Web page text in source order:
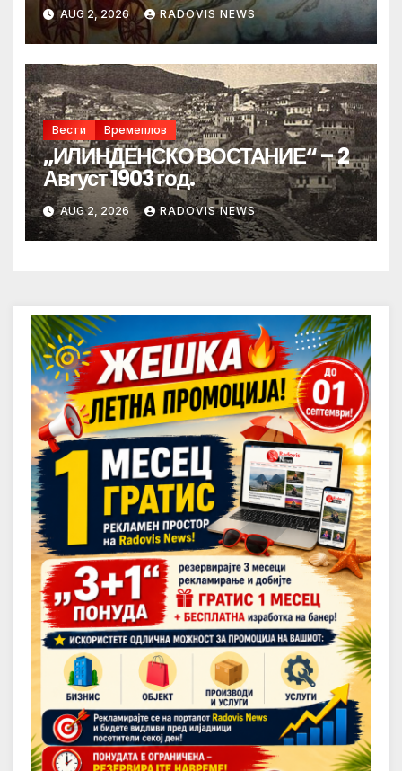
AUG 2, 2026 RADOVIS NEWS
Вести Времеплов
„ИЛИНДЕНСКО ВОСТАНИЕ“ – 2
Август 1903 год.
AUG 2, 2026 RADOVIS NEWS